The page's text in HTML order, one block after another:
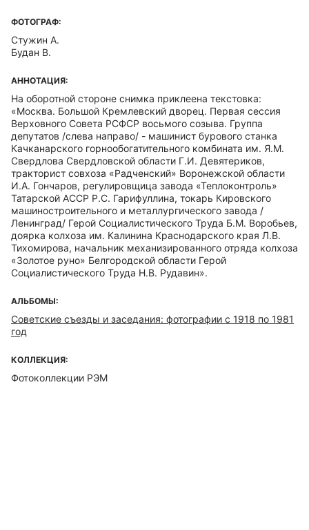
ФОТОГРАФ:
Стужин А.
Будан В.
АННОТАЦИЯ:
На оборотной стороне снимка приклеена текстовка:
«Москва. Большой Кремлевский дворец. Первая сессия
Верховного Совета РСФСР восьмого созыва. Группа
депутатов /слева направо/ - машинист бурового станка
Качканарского горнообогатительного комбината им. Я.М.
Свердлова Свердловской области Г.И. Девятериков,
тракторист совхоза «Радченский» Воронежской области
И.А. Гончаров, регулировщица завода «Теплоконтроль»
Татарской АССР Р.С. Гарифуллина, токарь Кировского
машиностроительного и металлургического завода /
Ленинград/ Герой Социалистического Труда Б.М. Воробьев,
доярка колхоза им. Калинина Краснодарского края Л.В.
Тихомирова, начальник механизированного отряда колхоза
«Золотое руно» Белгородской области Герой
Социалистического Труда Н.В. Рудавин».
АЛЬБОМЫ:
Советские съезды и заседания: фотографии c 1918 по 1981
год
КОЛЛЕКЦИЯ:
Фотоколлекции РЭМ